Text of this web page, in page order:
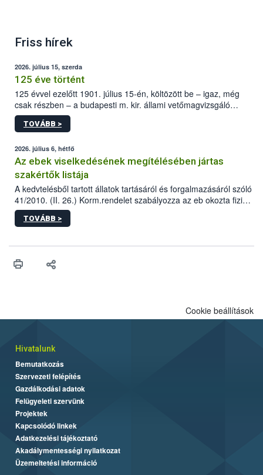
Friss hírek
2026. július 15, szerda
125 éve történt
125 évvel ezelőtt 1901. július 15-én, költözött be – igaz, még
csak részben – a budapesti m. kir. állami vetőmagvizsgáló
állomás a Kis Rókus utca 15. szám alatti, Czigler Győző által
tervezett új épületébe.
TOVÁBB >
2026. július 6, hétfő
Az ebek viselkedésének megítélésében jártas
szakértők listája
A kedvtelésből tartott állatok tartásáról és forgalmazásáról szóló
41/2010. (II. 26.) Korm.rendelet szabályozza az eb okozta fizikai
sérülés, illetve ennek veszélye keletkezésekor felmerülő
hatósági feladatokat, valamint a veszélyes eb tartását és annak
vonni az ebek viselkedésének megítélésében jártas szakértőt.
TOVÁBB >
Cookie beállítások
Hivatalunk
Bemutatkozás
Szervezeti felépítés
Gazdálkodási adatok
Felügyeleti szervünk
Projektek
Kapcsolódó linkek
Adatkezelési tájékoztató
Akadálymentességi nyilatkozat
Üzemeltetési információ